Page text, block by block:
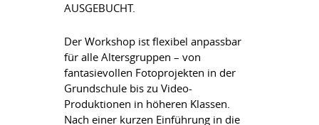
AUSGEBUCHT.
Der Workshop ist flexibel anpassbar
für alle Altersgruppen – von
fantasievollen Fotoprojekten in der
Grundschule bis zu Video-
Produktionen in höheren Klassen.
Nach einer kurzen Einführung in die